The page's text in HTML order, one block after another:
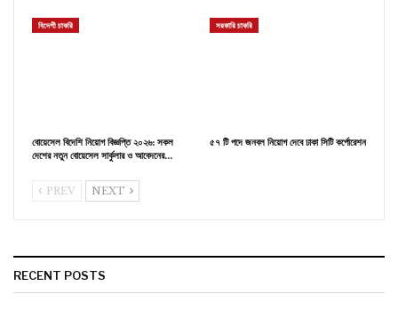
বিদেশী চাকরি
বোয়েসেল বিদেশি নিয়োগ বিজ্ঞপ্তি ২০২৬: সকল
দেশের নতুন বোয়েসেল সার্কুলার ও আবেদনের…
সরকারি চাকরি
৫৭ টি পদে জনবল নিয়োগ দেবে ঢাকা সিটি কর্পোরেশন
PREV NEXT
RECENT POSTS